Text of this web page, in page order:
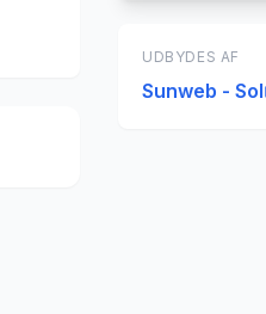
UDBYDES AF
Sunweb - Sol